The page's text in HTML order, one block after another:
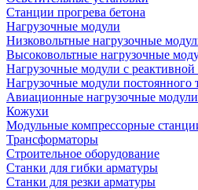
Станции прогрева бетона
Нагрузочные модули
Низковольтные нагрузочные
Высоковольтные нагрузочные
Нагрузочные модули с
Нагрузочные модули постоянного
Авиационные нагрузочные
Кожухи
Модульные компрессорные
Трансформаторы
Строительное оборудование
Станки для гибки арматуры
Станки для резки арматуры